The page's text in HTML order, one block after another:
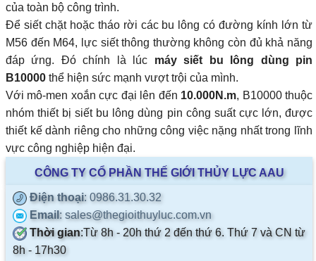
của toàn bộ công trình.
Để siết chặt hoặc tháo rời các bu lông có đường kính lớn từ
M56 đến M64, lực siết thông thường không còn đủ khả năng
đáp ứng. Đó chính là lúc máy siết bu lông dùng pin
B10000 thể hiện sức mạnh vượt trội của mình.
Với mô-men xoắn cực đại lên đến 10.000N.m, B10000 thuộc
nhóm thiết bị siết bu lông dùng pin công suất cực lớn, được
thiết kế dành riêng cho những công việc nặng nhất trong lĩnh
vực công nghiệp hiện đại.
CÔNG TY CỔ PHẦN THẾ GIỚI THỦY LỰC AAU
Điện thoại: 0986.31.30.32
Email: sales@thegioithuyluc.com.vn
Thời gian:Từ 8h - 20h thứ 2 đến thứ 6. Thứ 7 và CN từ
8h - 17h30